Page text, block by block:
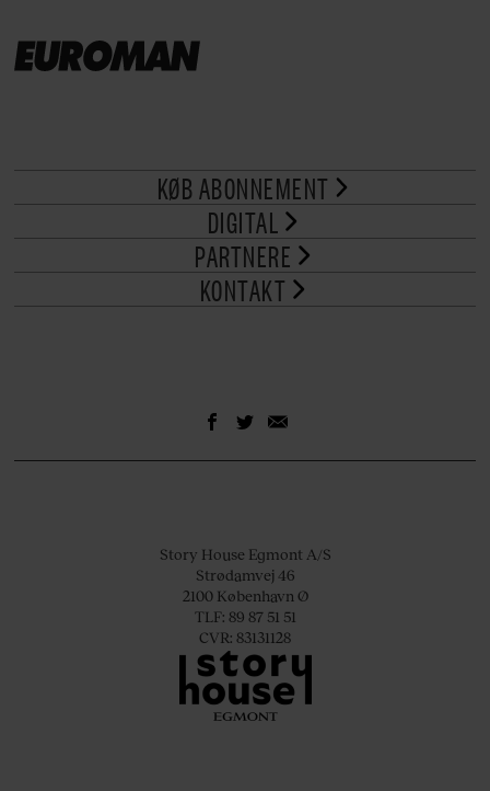
KØB ABONNEMENT
DIGITAL
PARTNERE
KONTAKT
Story House Egmont A/S
Strødamvej 46
2100 København Ø
TLF: 89 87 51 51
CVR: 83131128